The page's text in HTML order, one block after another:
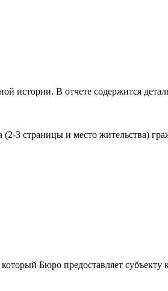
истории. В отчете содержится
(2-3 страницы и место жительства)
Бюро предоставляет